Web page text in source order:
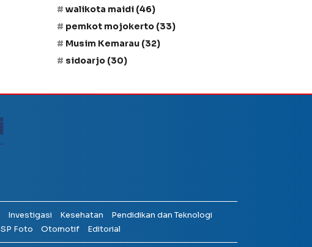
walikota maidi (46)
pemkot mojokerto (33)
Musim Kemarau (32)
sidoarjo (30)
Investigasi Kesehatan
Pendidikan dan Teknologi
SP Foto Otomotif Editorial